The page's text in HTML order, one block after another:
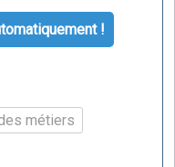
!
métiers